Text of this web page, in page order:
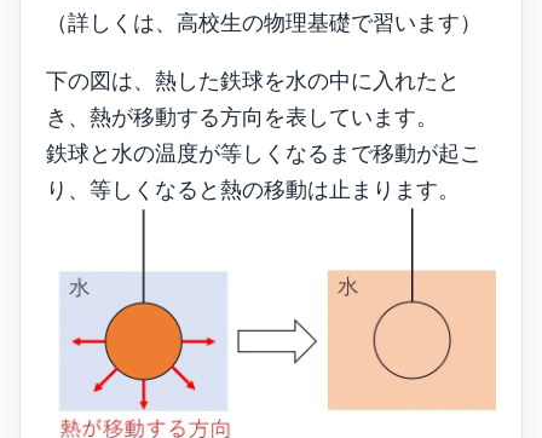
（詳しくは、高校生の物理基礎で習います）
下の図は、熱した鉄球を水の中に入れたと
き、熱が移動する方向を表しています。
鉄球と水の温度が等しくなるまで移動が起こ
り、等しくなると熱の移動は止まります。